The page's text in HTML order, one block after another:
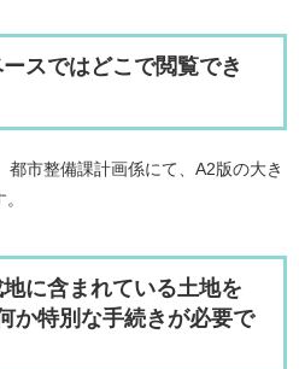
スではどこで閲覧でき
市整備課計画係にて、A2版の大き
に含まれている土地を
か特別な手続きが必要で